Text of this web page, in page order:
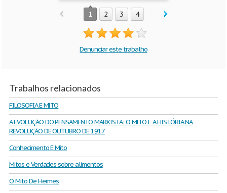
1 2 3 4
Denunciar este trabalho
Trabalhos relacionados
FILOSOFIA E MITO
A EVOLUÇÃO DO PENSAMENTO MARXISTA: O MITO E A HISTÓRIA NA
REVOLUÇÃO DE OUTUBRO DE 1917
Conhecimento E Mito
Mitos e Verdades sobre alimentos
O Mito De Hermes